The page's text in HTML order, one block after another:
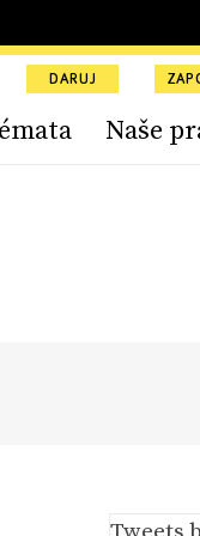
DARUJ
Naše